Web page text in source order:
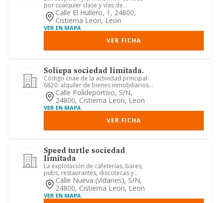
por cualquier clase y vías de
comunicación, para entregarlas en ...
Calle El Hullero, 1, 24800,
Cistierna Leon, Leon
VER EN MAPA
VER FICHA
Soliepa sociedad limitada.
Código cnae de la actividad principal:
6820: alquiler de bienes inmobiliarios
por cuenta propia. -a...
Calle Polideportivo, S/n,
24800, Cistierna Leon, Leon
VER EN MAPA
VER FICHA
Speed turtle sociedad
limitada
La explotación de cafeterías, bares,
pubs, restaurantes, discotecas y
cualquier clase de establecim...
Calle Nueva (vidanes), S/n,
24800, Cistierna Leon, Leon
VER EN MAPA